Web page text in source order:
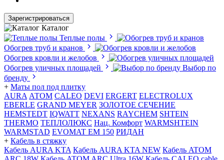
Зарегистрироваться
Каталог
Теплые полы
Обогрев труб и кранов
Обогрев кровли и желобов
Обогрев уличных площадей
Выбор по
бренду
+ Маты пол под плитку
AURA АТОМ CALEO DEVI ERGERT ELECTROLUX
EBERLE GRAND MEYER ЗОЛОТОЕ СЕЧЕНИЕ
HEMSTEDT IQWATT NEXANS RAYCHEM SHTEIN
THERMO ТЕПЛОЛЮКС Нац. Комфорт WARMSHTEIN
WARMSTAD EVOMAT EM 150 РИДАН
+ Кабель в стяжку
Кабель AURA KTA Кабель AURA KTA NEW Кабель ATOM